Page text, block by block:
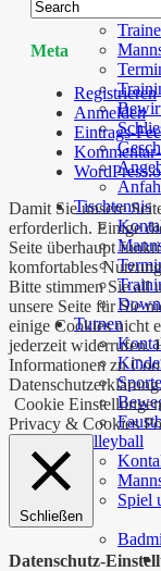
Tennis
Tischtennis
Turnen
Volleyball
Spiel
…
Meta
Registrieren
Anmelden
Eintrags-
Damit Sie unsere
erforderlich. Einige
Seite überhaupt
komfortables
Bitte stimmen Sie all
unsere Seite für Sie
einige Cookies nicht
jederzeit widerrufen.
Informationen zu
Cookie Einstellungen
Privacy & Cookies
Schließen
Datenschutz-